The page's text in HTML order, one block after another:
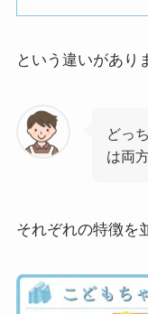
という違いがあり
どっ
は両
それぞれの特徴を